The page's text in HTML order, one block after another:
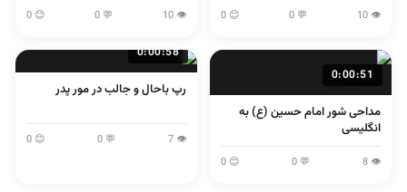
👁 10
💬 0
😊 0
👁 10
💬 0
😊 0
0:00:51
مداحی شور امام حسین (ع) به
انگلیسی
👁 8
💬 0
😊 0
0:00:58
رپ باحال و جالب در مور پدر
👁 7
💬 0
😊 0